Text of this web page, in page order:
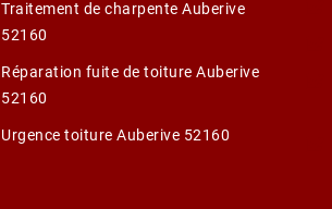
Traitement de charpente Auberive
52160
Réparation fuite de toiture Auberive
52160
Urgence toiture Auberive 52160